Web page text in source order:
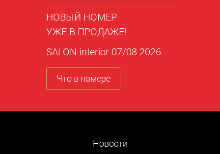
НОВЫЙ НОМЕР
УЖЕ В ПРОДАЖЕ!
SALON-interior 07/08 2026
Что в номере
Новости